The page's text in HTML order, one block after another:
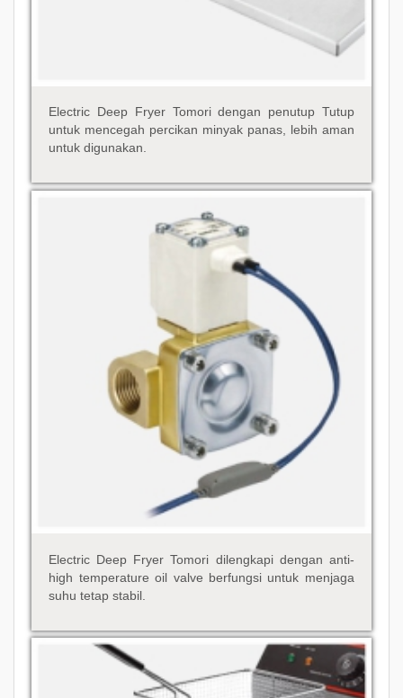
Electric Deep Fryer Tomori dengan penutup Tutup
untuk mencegah percikan minyak panas, lebih aman
untuk digunakan.
Electric Deep Fryer Tomori dilengkapi dengan anti-
high temperature oil valve berfungsi untuk menjaga
suhu tetap stabil.